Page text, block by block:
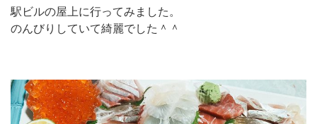
駅ビルの屋上に行ってみました。
のんびりしていて綺麗でした＾＾